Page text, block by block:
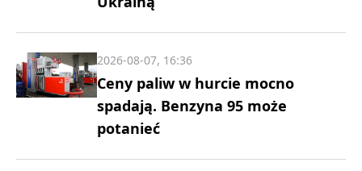
Ceny paliw w hurcie mocno
spadają. Benzyna 95 może
potanieć
2026-08-07, 16:36